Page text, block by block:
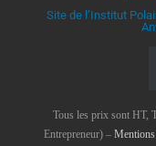
Site de l’Institut
Tous les prix sont HT,
Entrepreneur) –